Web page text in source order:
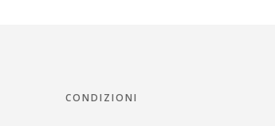
CONDIZIONI